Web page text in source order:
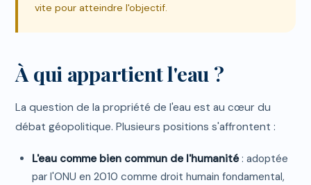
vite pour atteindre l'objectif.
À qui appartient l'eau ?
La question de la propriété de l'eau est au cœur du
débat géopolitique. Plusieurs positions s'affrontent :
L'eau comme bien commun de l'humanité: adoptée
par l'ONU en 2010 comme droit humain fondamental,